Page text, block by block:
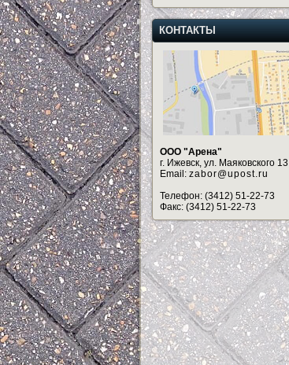
КОНТАКТЫ
ООО "Арена"
г. Ижевск, ул. Маяковского 13
Email: zabor@upost.ru
Телефон: (3412) 51-22-73
Факс: (3412) 51-22-73